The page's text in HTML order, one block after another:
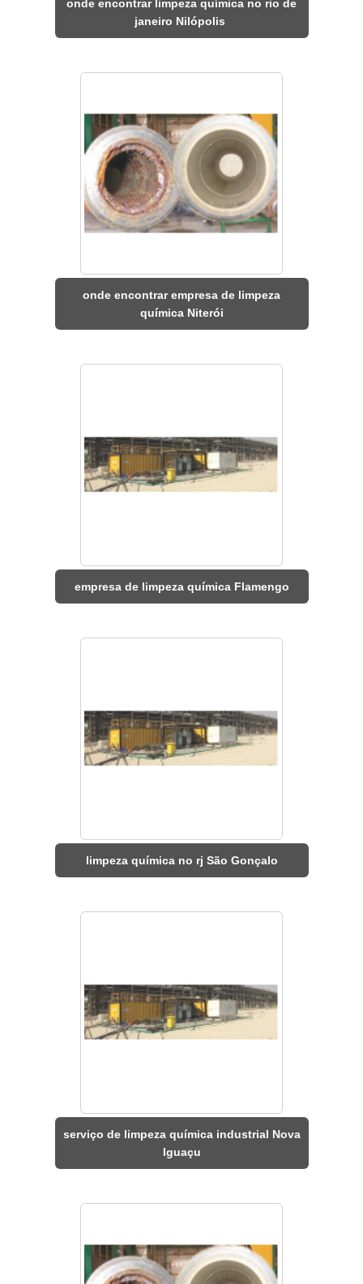
onde encontrar limpeza química no rio de
janeiro Nilópolis
onde encontrar empresa de limpeza
química Niterói
empresa de limpeza química Flamengo
limpeza química no rj São Gonçalo
serviço de limpeza química industrial Nova
Iguaçu